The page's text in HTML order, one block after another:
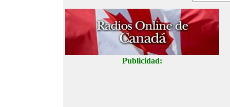
Publicidad: